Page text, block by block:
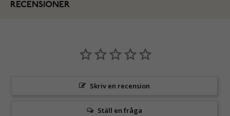
RECENSIONER
Skriv en recension
Ställ en fråga